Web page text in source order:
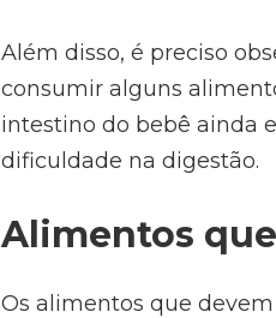
Além disso, é preciso
consumir alguns
intestino do bebê ainda
dificuldade na digestão.
Alimentos
Os alimentos que